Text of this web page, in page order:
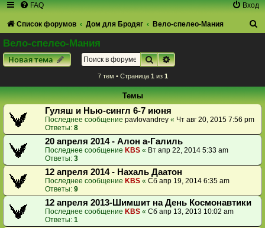
FAQ Вход
Список форумов Дом для Бродяг Вело-спелео-Мания
к
Вело-спелео-Мания
Новая тема
ПоискРасширенный поиск
7 тем • Страница 1 из 1
Темы
Гуляш и Нью-сингл 6-7 июня
Последнее сообщение pavlovandrey « Чт авг 20, 2015 7:56 pm
Ответы: 8
20 апреля 2014 - Алон а-Галиль
Последнее сообщение KBS « Вт апр 22, 2014 5:33 am
Ответы: 3
12 апреля 2014 - Нахаль Даатон
Последнее сообщение KBS « Сб апр 19, 2014 6:35 am
Ответы: 9
12 апреля 2013-Шимшит на День Космонавтики
Последнее сообщение KBS « Сб апр 13, 2013 10:02 am
Ответы: 1